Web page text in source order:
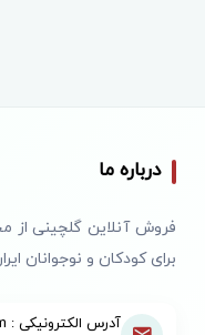
درباره ما
فروش آنلاین گلچینی از
برای کودکان و نوجوانان
آدرس الکترونیکی : info@ketabjan.com